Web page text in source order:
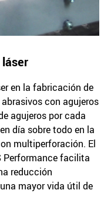
en la fabricación de
con agujeros
agujeros por cada
día sobre todo en la
multiperforación. El
Performance facilita
reducción
mayor vida útil de